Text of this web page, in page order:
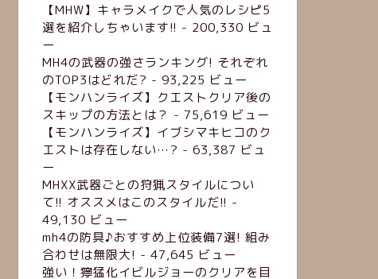
【MHW】キャラメイクで人気のレシピ5
選を紹介しちゃいます!! - 200,330 ビュ
ー
MH4の武器の強さランキング! それぞれ
のTOP3はどれだ? - 93,225 ビュー
【モンハンライズ】クエストクリア後の
スキップの方法とは？ - 75,619 ビュー
【モンハンライズ】イブシマキヒコのク
エストは存在しない…? - 63,387 ビュ
ー
MHXX武器ごとの狩猟スタイルについ
て!! オススメはこのスタイルだ!! -
49,130 ビュー
mh4の防具♪おすすめ上位装備7選! 組み
合わせは無限大! - 47,645 ビュー
強い！獰猛化イビルジョーのクリアを目